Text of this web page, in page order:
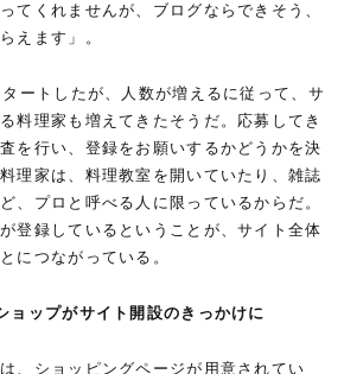
てくれませんが、ブログならできそう、
えます」。
ートしたが、人数が増えるに従って、サ
料理家も増えてきたそうだ。応募してき
を行い、登録をお願いするかどうかを決
理家は、料理教室を開いていたり、雑誌
、プロと呼べる人に限っているからだ。
登録しているということが、サイト全体
につながっている。
ョップがサイト開設のきっかけに
、ショッピングページが用意されてい